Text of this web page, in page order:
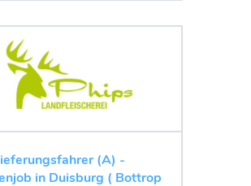
(A) -
in Duisburg ( Bottrop